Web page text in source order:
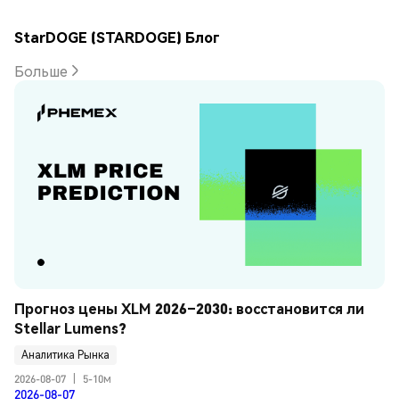
StarDOGE (STARDOGE) Блог
Больше
Прогноз цены XLM 2026–2030: восстановится ли
Stellar Lumens?
Аналитика Рынка
2026-08-07
5-10м
2026-08-07